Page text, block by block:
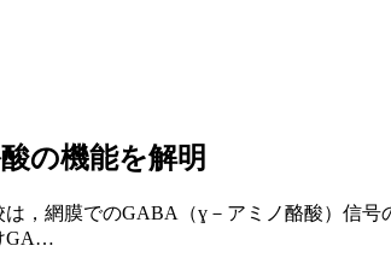
の機能を解明
，網膜でのGABA（ɣ－アミノ酪酸）信
GA…